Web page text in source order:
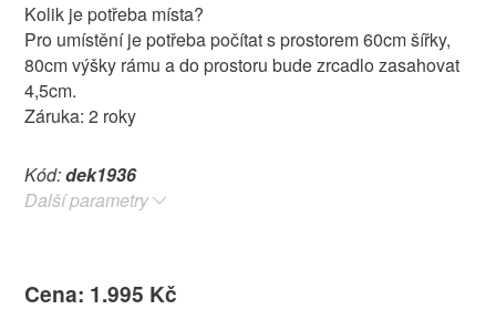
Kolik je potřeba místa?
Pro umístění je potřeba počítat s prostorem 60cm šířky,
80cm výšky rámu a do prostoru bude zrcadlo zasahovat
4,5cm.
Záruka: 2 roky
Kód:dek1936
Další parametry
Cena: 1.995 Kč